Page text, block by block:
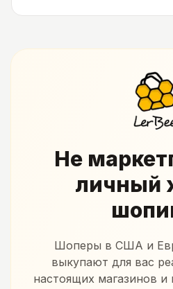
Не
личный
Шоперы в США и
выкупают для вас
настоящих магазинов